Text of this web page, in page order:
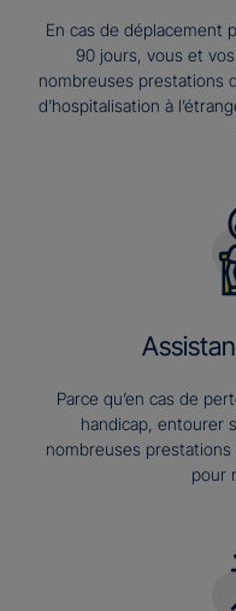
En cas de déplacement
90 jours, vous et
nombreuses prestations
d’hospitalisation à
Parce qu’en cas de
handicap, entourer
nombreuses
pour